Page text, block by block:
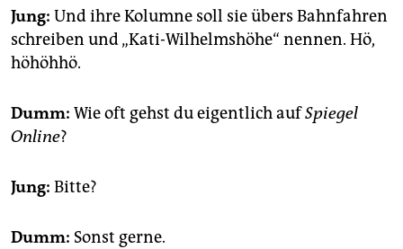
Jung: Und ihre Kolumne soll sie übers Bahnfahren
schreiben und „Kati-Wilhelmshöhe“ nennen. Hö,
höhöhhö.
Dumm: Wie oft gehst du eigentlich aufSpiegel
Online?
Jung: Bitte?
Dumm: Sonst gerne.